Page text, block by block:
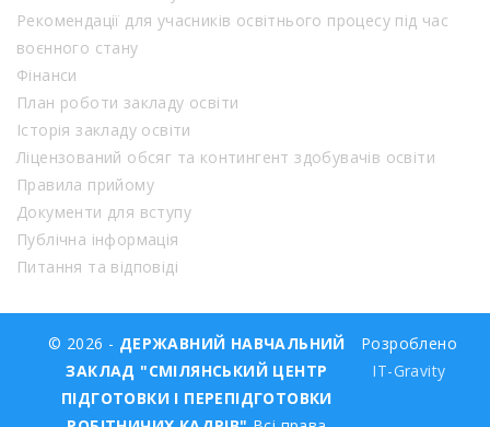
Рекомендації для учасників освітнього процесу під час
воєнного стану
Фінанси
План роботи закладу освіти
Історія закладу освіти
Ліцензований обсяг та контингент здобувачів освіти
Правила прийому
Документи для вступу
Публічна інформація
Питання та відповіді
© 2026 - ДЕРЖАВНИЙ НАВЧАЛЬНИЙ
ЗАКЛАД "СМІЛЯНСЬКИЙ ЦЕНТР
ПІДГОТОВКИ І ПЕРЕПІДГОТОВКИ
Розроблено
IT-Gravity